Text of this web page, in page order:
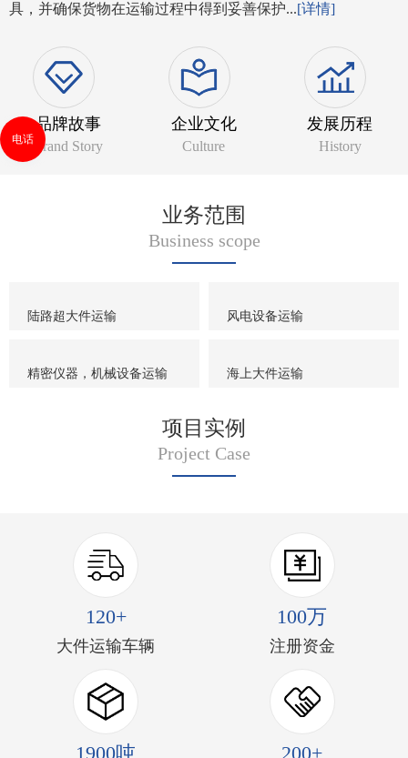
具，并确保货物在运输过程中得到妥善保护...[详情]
品牌故事
Brand Story
企业文化
Culture
发展历程
History
业务范围
Business scope
陆路超大件运输 风电设备运输
精密仪器，机械设备运输 海上大件运输
项目实例
Project Case
120+
大件运输车辆
100万
注册资金
1900吨 200+
电话